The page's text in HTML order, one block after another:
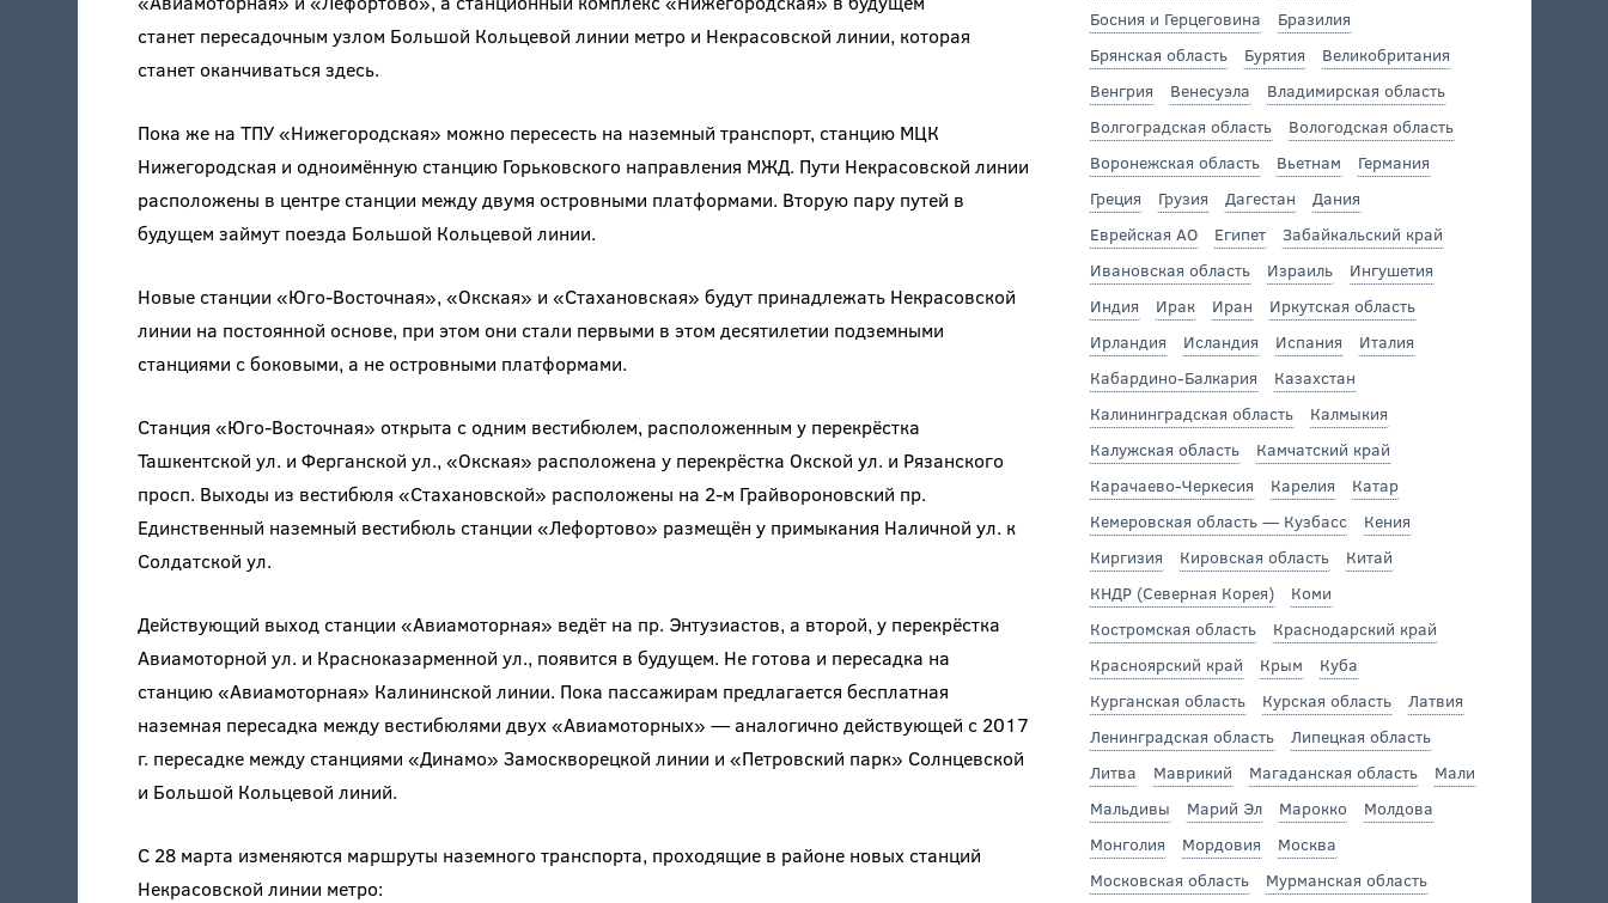
станет пересадочным узлом Большой Кольцевой линии метро и Некрасовской линии, которая
станет оканчиваться здесь.
Пока же на ТПУ «Нижегородская» можно пересесть на наземный транспорт, станцию МЦК
Нижегородская и одноимённую станцию Горьковского направления МЖД. Пути Некрасовской линии
расположены в центре станции между двумя островными платформами. Вторую пару путей в
будущем займут поезда Большой Кольцевой линии.
Новые станции «Юго-Восточная», «Окская» и «Стахановская» будут принадлежать Некрасовской
линии на постоянной основе, при этом они стали первыми в этом десятилетии подземными
станциями с боковыми, а не островными платформами.
Станция «Юго-Восточная» открыта с одним вестибюлем, расположенным у перекрёстка
Ташкентской ул. и Ферганской ул., «Окская» расположена у перекрёстка Окской ул. и Рязанского
просп. Выходы из вестибюля «Стахановской» расположены на 2-м Грайвороновский пр.
Единственный наземный вестибюль станции «Лефортово» размещён у примыкания Наличной ул. к
Солдатской ул.
Действующий выход станции «Авиамоторная» ведёт на пр. Энтузиастов, а второй, у перекрёстка
Авиамоторной ул. и Красноказарменной ул., появится в будущем. Не готова и пересадка на
станцию «Авиамоторная» Калининской линии. Пока пассажирам предлагается бесплатная
наземная пересадка между вестибюлями двух «Авиамоторных» — аналогично действующей с 2017
г. пересадке между станциями «Динамо» Замоскворецкой линии и «Петровский парк» Солнцевской
и Большой Кольцевой линий.
С 28 марта изменяются маршруты наземного транспорта, проходящие в районе новых станций
Некрасовской линии метро:
Босния и Герцеговина
Бразилия
Брянская область
Бурятия
Великобритания
Венгрия
Венесуэла
Владимирская область
Волгоградская область
Вологодская область
Воронежская область
Вьетнам
Германия
Греция
Грузия Дагестан
Дания
Еврейская АО
Египет
Забайкальский край
Ивановская область
Израиль
Ингушетия
Индия
Ирак Иран
Иркутская область
Ирландия
Исландия Испания
Италия
Кабардино-Балкария
Казахстан
Калининградская область
Калмыкия
Калужская область
Камчатский край
Карачаево-Черкесия
Карелия
Катар
Кемеровская область — Кузбасс
Кения
Киргизия
Кировская область
Китай
КНДР (Северная Корея)
Коми
Костромская область
Краснодарский край
Красноярский край
Крым
Куба
Курганская область
Курская область
Латвия
Ленинградская область
Липецкая область
Литва
Маврикий Магаданская область
Мали
Мальдивы
Марий Эл Марокко
Молдова
Монголия
Мордовия
Москва
Московская область
Мурманская область